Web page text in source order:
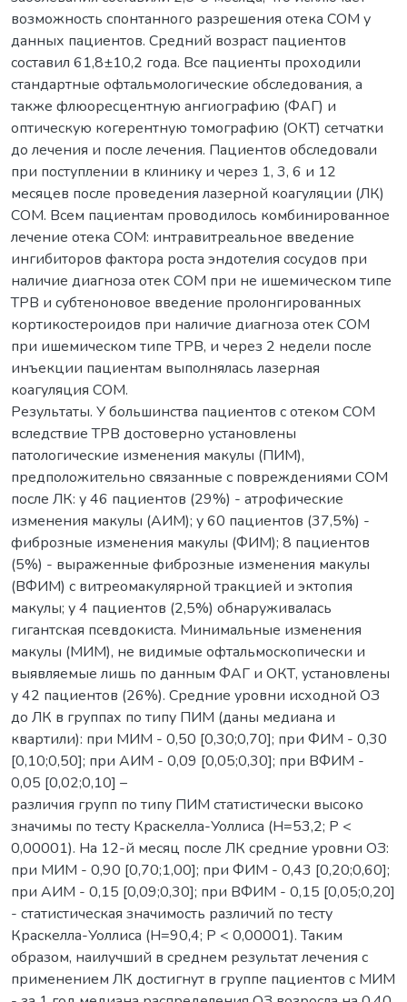
возможность спонтанного разрешения отека СОМ у
данных пациентов. Средний возраст пациентов
составил 61,8±10,2 года. Все пациенты проходили
стандартные офтальмологические обследования, а
также флюоресцентную ангиографию (ФАГ) и
оптическую когерентную томографию (ОКТ) сетчатки
до лечения и после лечения. Пациентов обследовали
при поступлении в клинику и через 1, 3, 6 и 12
месяцев после проведения лазерной коагуляции (ЛК)
СОМ. Всем пациентам проводилось комбинированное
лечение отека СОМ: интравитреальное введение
ингибиторов фактора роста эндотелия сосудов при
наличие диагноза отек СОМ при не ишемическом типе
ТРВ и субтеноновое введение пролонгированных
кортикостероидов при наличие диагноза отек СОМ
при ишемическом типе ТРВ, и через 2 недели после
инъекции пациентам выполнялась лазерная
коагуляция СОМ.
Результаты. У большинства пациентов с отеком СОМ
вследствие ТРВ достоверно установлены
патологические изменения макулы (ПИМ),
предположительно связанные с повреждениями СОМ
после ЛК: у 46 пациентов (29%) - атрофические
изменения макулы (АИМ); у 60 пациентов (37,5%) -
фиброзные изменения макулы (ФИМ); 8 пациентов
(5%) - выраженные фиброзные изменения макулы
(ВФИМ) c витреомакулярной тракцией и эктопия
макулы; у 4 пациентов (2,5%) обнаруживалась
гигантская псевдокиста. Минимальные изменения
макулы (МИМ), не видимые офтальмоскопически и
выявляемые лишь по данным ФАГ и ОКТ, установлены
у 42 пациентов (26%). Средние уровни исходной ОЗ
до ЛК в группах по типу ПИМ (даны медиана и
квартили): при МИМ - 0,50 [0,30;0,70]; при ФИМ - 0,30
[0,10;0,50]; при АИМ - 0,09 [0,05;0,30]; при ВФИМ -
0,05 [0,02;0,10] –
различия групп по типу ПИМ статистически высоко
значимы по тесту Краскелла-Уоллиса (Н=53,2; P <
0,00001). На 12-й месяц после ЛК средние уровни ОЗ:
при МИМ - 0,90 [0,70;1,00]; при ФИМ - 0,43 [0,20;0,60];
при АИМ - 0,15 [0,09;0,30]; при ВФИМ - 0,15 [0,05;0,20]
- статистическая значимость различий по тесту
Краскелла-Уоллиса (Н=90,4; P < 0,00001). Таким
образом, наилучший в среднем результат лечения с
применением ЛК достигнут в группе пациентов с МИМ